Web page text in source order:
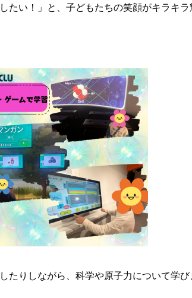
たい！」と、子どもたちの笑顔がキラキ
たりしながら、科学や原子力について学び